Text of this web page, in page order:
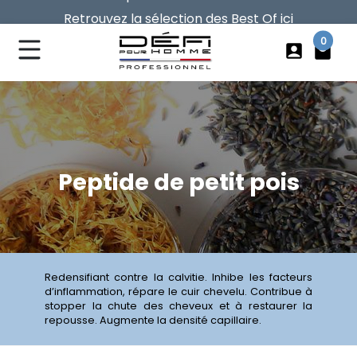
Retrouvez la sélection des Best Of ici
Vos frais de port offerts dès 40€ d'achat
account_box local_mall
0
Peptide de petit pois
Redensifiant contre la calvitie. Inhibe les facteurs
d’inflammation, répare le cuir chevelu. Contribue à
stopper la chute des cheveux et à restaurer la
repousse. Augmente la densité capillaire.